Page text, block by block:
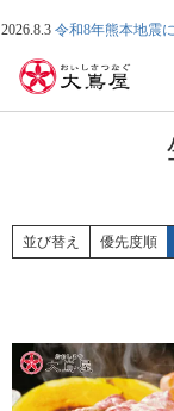
2026.8.3 令和8年熊本地震
並び替え 優先度順